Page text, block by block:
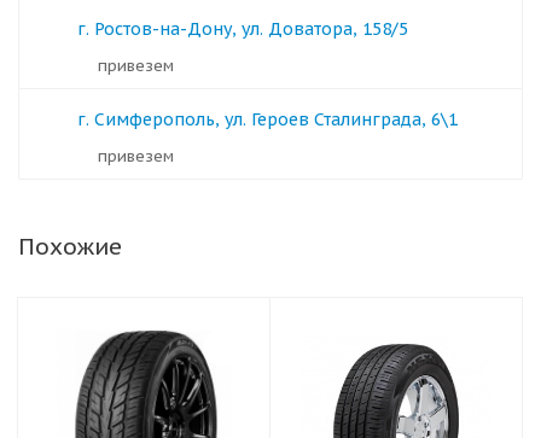
г. Ростов-на-Дону, ул. Доватора, 158/5
Привезем
г. Симферополь, ул. Героев Сталинграда, 6\1
Привезем
Похожие